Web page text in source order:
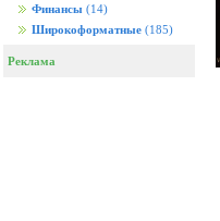
Финансы (14)
Широкоформатные (185)
Реклама